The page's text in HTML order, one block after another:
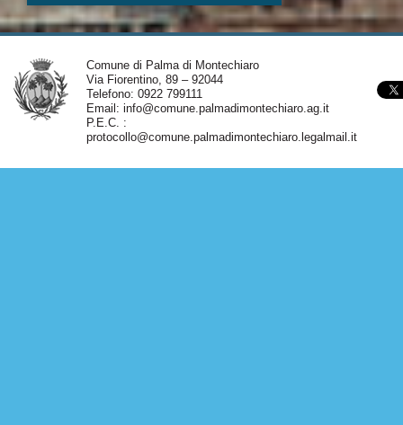
Comune di Palma di Montechiaro
Via Fiorentino, 89 – 92044
Telefono: 0922 799111
Email: info@comune.palmadimontechiaro.ag.it
P.E.C. :
protocollo@comune.palmadimontechiaro.legalmail.it